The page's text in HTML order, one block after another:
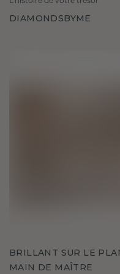
DIAMONDSBYME
BRILLANT SUR LE
MAIN DE MAÎTRE